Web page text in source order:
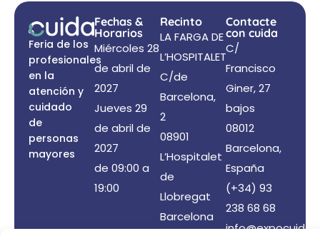
Feria de los
profesionales
en la
atención y
cuidado
de
personas
mayores
Fechas &
Horarios
Miércoles 28
de abril de
2027
Jueves 29
de abril de
2027
de 09:00 a
19:00
Recinto
LA FARGA DE
L’HOSPITALET
C/de
Barcelona,
2
08901
L’Hospitalet
de
Llobregat
Barcelona
Contacte
con cuida
C/
Francisco
Giner, 27
bajos
08012
Barcelona,
España
(+34) 93
238 68 68